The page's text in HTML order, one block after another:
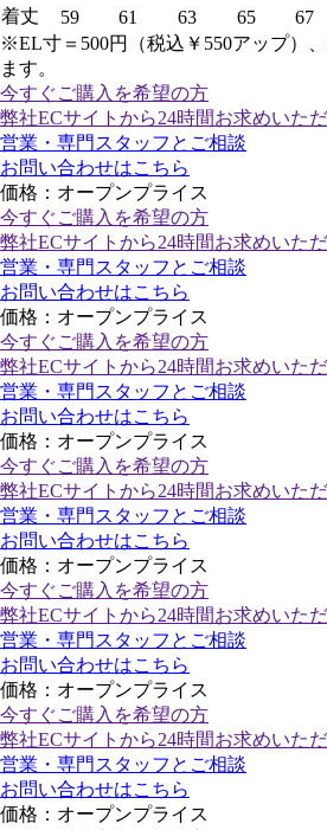
着丈
59 61 63 65 67
※EL寸＝500円（税込￥550アップ）
ます。
今すぐご購入 を希望の方
弊社ECサイトから24時間お求めいた
営業・専門スタッフとご相談
お問い合わせはこちら
価格：オープンプライス
今すぐご購入 を希望の方
弊社ECサイトから24時間お求めいた
営業・専門スタッフとご相談
お問い合わせはこちら
価格：オープンプライス
今すぐご購入 を希望の方
弊社ECサイトから24時間お求めいた
営業・専門スタッフとご相談
お問い合わせはこちら
価格：オープンプライス
今すぐご購入 を希望の方
弊社ECサイトから24時間お求めいた
営業・専門スタッフとご相談
お問い合わせはこちら
価格：オープンプライス
今すぐご購入 を希望の方
弊社ECサイトから24時間お求めいた
営業・専門スタッフとご相談
お問い合わせはこちら
価格：オープンプライス
今すぐご購入 を希望の方
弊社ECサイトから24時間お求めいた
営業・専門スタッフとご相談
お問い合わせはこちら
価格：オープンプライス